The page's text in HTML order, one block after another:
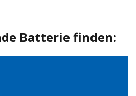
Batterie finden: